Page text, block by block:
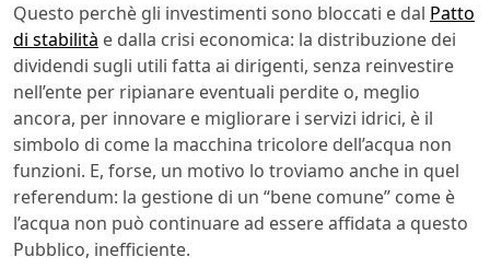
Questo perchè gli investimenti sono bloccati e dal Patto
di stabilità e dalla crisi economica: la distribuzione dei
dividendi sugli utili fatta ai dirigenti, senza reinvestire
nell’ente per ripianare eventuali perdite o, meglio
ancora, per innovare e migliorare i servizi idrici, è il
simbolo di come la macchina tricolore dell’acqua non
funzioni. E, forse, un motivo lo troviamo anche in quel
referendum: la gestione di un “bene comune” come è
l’acqua non può continuare ad essere affidata a questo
Pubblico, inefficiente.